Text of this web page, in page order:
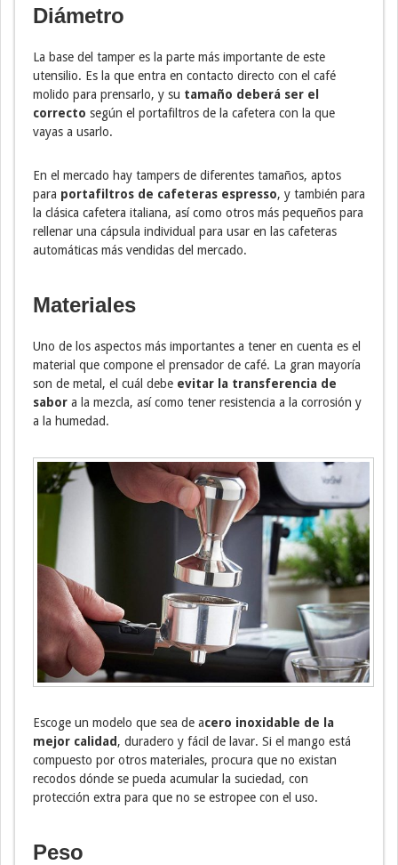
Diámetro
La base del tamper es la parte más importante de este
utensilio. Es la que entra en contacto directo con el café
molido para prensarlo, y su tamaño deberá ser el
correcto según el portafiltros de la cafetera con la que
vayas a usarlo.
En el mercado hay tampers de diferentes tamaños, aptos
para portafiltros de cafeteras espresso, y también para
la clásica cafetera italiana, así como otros más pequeños para
rellenar una cápsula individual para usar en las cafeteras
automáticas más vendidas del mercado.
Materiales
Uno de los aspectos más importantes a tener en cuenta es el
material que compone el prensador de café. La gran mayoría
son de metal, el cuál debe evitar la transferencia de
sabor a la mezcla, así como tener resistencia a la corrosión y
a la humedad.
Escoge un modelo que sea de acero inoxidable de la
mejor calidad , duradero y fácil de lavar. Si el mango está
compuesto por otros materiales, procura que no existan
recodos dónde se pueda acumular la suciedad, con
protección extra para que no se estropee con el uso.
Peso